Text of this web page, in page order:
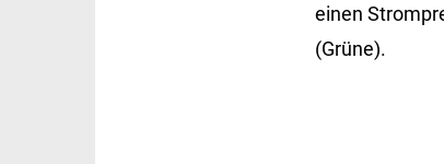
einen
(Grüne).